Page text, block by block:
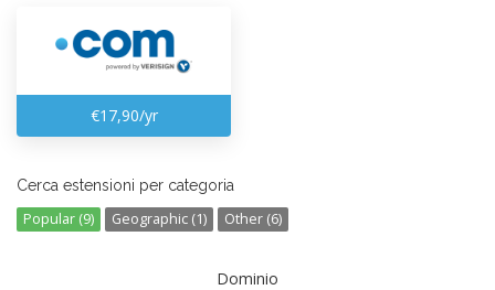
€17,90/yr
Cerca estensioni per categoria
Popular (9) Geographic (1) Other (6)
Dominio